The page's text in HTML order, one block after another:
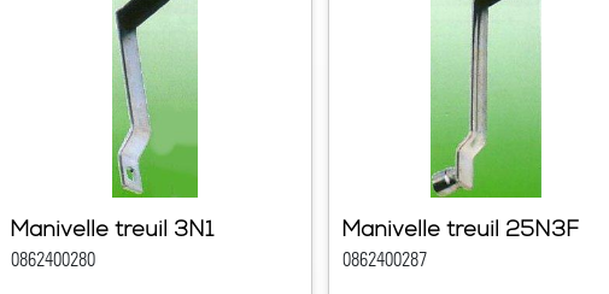
Manivelle treuil 3N1
0862400280
Manivelle treuil 25N3F
0862400287